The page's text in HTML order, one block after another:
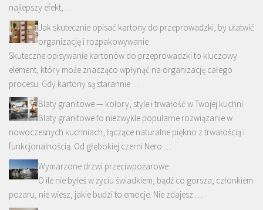
najlepszy efekt, …
Jak skutecznie opisać kartony do przeprowadzki, by ułatwić
organizację i rozpakowywanie
Skuteczne opisywanie kartonów do przeprowadzki to kluczowy
element, który może znacząco wpłynąć na organizację całego
procesu. Gdy kartony są starannie …
Blaty granitowe — kolory, style i trwałość w Twojej kuchni
Blaty granitowe to niezwykle popularne rozwiązanie w
nowoczesnych kuchniach, łączące naturalne piękno z trwałością i
funkcjonalnością. Od głębokiej czerni Nero …
Wymarzone drzwi przeciwpożarowe
O ile nie byłeś w życiu świadkiem, bądź co gorsza, członkiem
pożaru, nie wiesz, jakie budzi to emocje. Nie zdajesz …